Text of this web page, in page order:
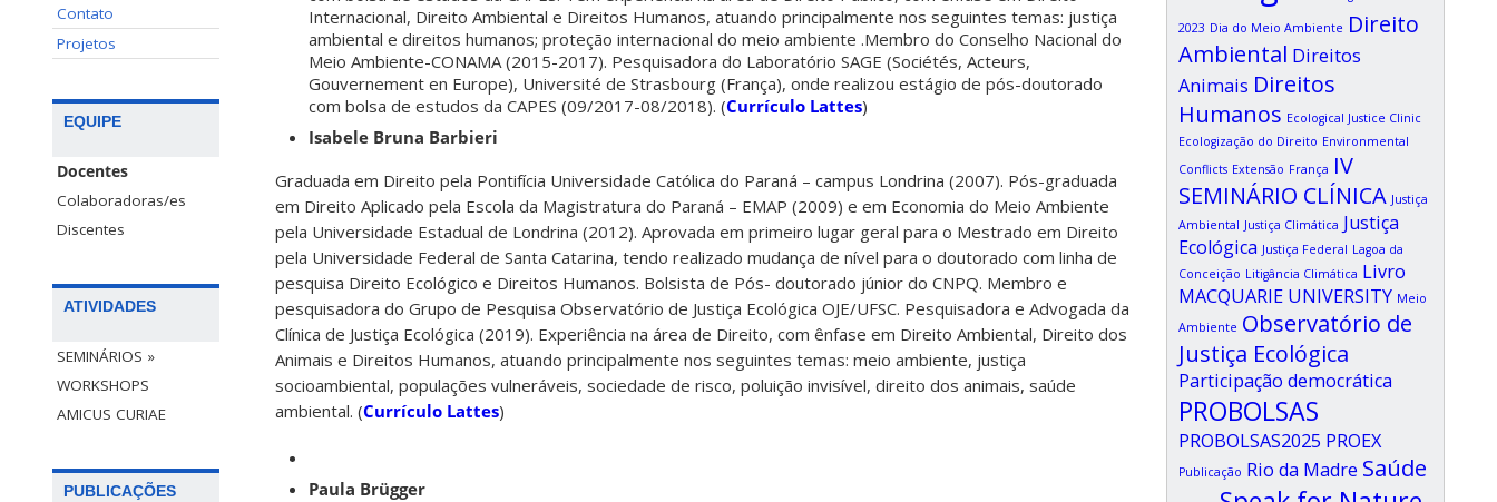
Contato
Projetos
EQUIPE
Docentes
Colaboradoras/es
Discentes
ATIVIDADES
SEMINÁRIOS »
WORKSHOPS
AMICUS CURIAE
PUBLICAÇÕES
Internacional, Direito Ambiental e Direitos Humanos, atuando principalmente nos seguintes temas: justiça
ambiental e direitos humanos; proteção internacional do meio ambiente .Membro do Conselho Nacional do
Meio Ambiente-CONAMA (2015-2017). Pesquisadora do Laboratório SAGE (Sociétés, Acteurs,
Gouvernement en Europe), Université de Strasbourg (França), onde realizou estágio de pós-doutorado
com bolsa de estudos da CAPES (09/2017-08/2018). (Currículo Lattes)
Isabele Bruna Barbieri
Graduada em Direito pela Pontifícia Universidade Católica do Paraná – campus Londrina (2007). Pós-graduada
em Direito Aplicado pela Escola da Magistratura do Paraná – EMAP (2009) e em Economia do Meio Ambiente
pela Universidade Estadual de Londrina (2012). Aprovada em primeiro lugar geral para o Mestrado em Direito
pela Universidade Federal de Santa Catarina, tendo realizado mudança de nível para o doutorado com linha de
pesquisa Direito Ecológico e Direitos Humanos. Bolsista de Pós- doutorado júnior do CNPQ. Membro e
pesquisadora do Grupo de Pesquisa Observatório de Justiça Ecológica OJE/UFSC. Pesquisadora e Advogada da
Clínica de Justiça Ecológica (2019). Experiência na área de Direito, com ênfase em Direito Ambiental, Direito dos
Animais e Direitos Humanos, atuando principalmente nos seguintes temas: meio ambiente, justiça
socioambiental, populações vulneráveis, sociedade de risco, poluição invisível, direito dos animais, saúde
ambiental. (Currículo Lattes)
Paula Brügger
2023 Dia do Meio Ambiente Direito
Ambiental Direitos
Animais Direitos
Humanos Ecological Justice Clinic
Ecologização do Direito Environmental
Conflicts Extensão França IV
SEMINÁRIO CLÍNICA Justiça
Ambiental Justiça Climática Justiça
Ecológica Justiça Federal Lagoa da
Conceição Litigância Climática Livro
MACQUARIE UNIVERSITY Meio
Ambiente Observatório de
Justiça Ecológica
Participação democrática
PROBOLSAS
PROBOLSAS2025 PROEX
Publicação Rio da Madre Saúde